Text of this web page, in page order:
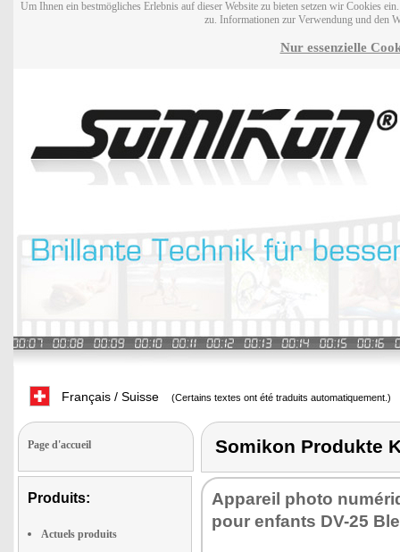
Um Ihnen ein bestmögliches Erlebnis auf dieser Website zu bieten setzen wir Cookies
zu. Informationen zur Verwendung und den
Nur essenzielle
Français / Suisse (Certains textes ont été traduits automatiquement.)
Page d'accueil
Produits:
Actuels produits
Somikon Produkte
Appareil photo
pour enfants DV-25